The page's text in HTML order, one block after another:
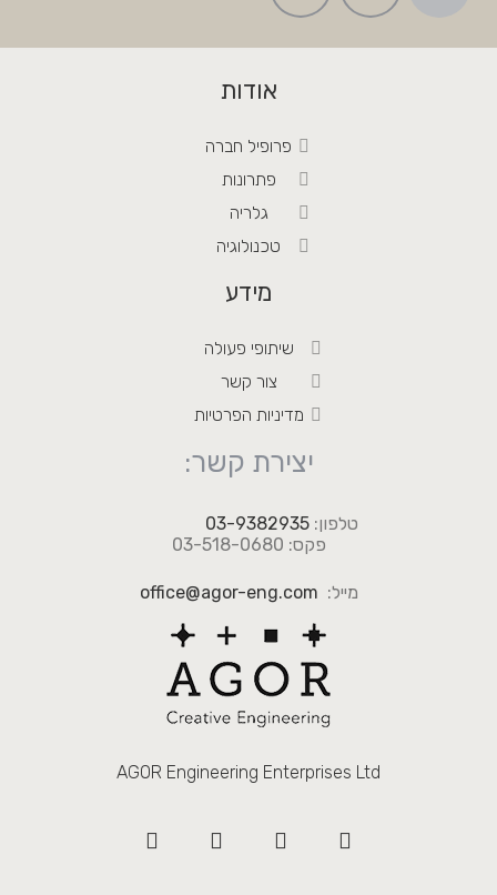
אודות
פרופיל חברה
פתרונות
גלריה
טכנולוגיה
מידע
שיתופי פעולה
צור קשר
מדיניות הפרטיות
יצירת קשר:
טלפון:03-9382935
פקס: 03-518-0680
מייל: office@agor-eng.com
AGOR Engineering Enterprises Ltd